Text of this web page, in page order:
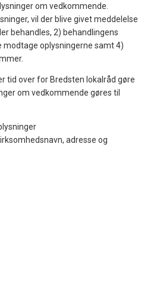
om vedkommende.
vil der blive givet meddelelse
behandles, 2) behandlingens
oplysningerne samt 4)
tid over for Bredsten lokalråd gøre
om vedkommende gøres til
adresse og